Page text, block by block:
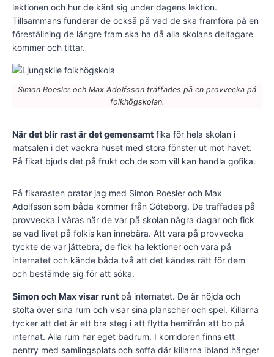
lektionen och hur de känt sig under dagens lektion.
Tillsammans funderar de också på vad de ska framföra på en
föreställning de längre fram ska ha då alla skolans deltagare
kommer och tittar.
Simon Roesler och Max Adolfsson träffades på en provvecka på
folkhögskolan.
När det blir rast är det gemensamt fika för hela skolan i
matsalen i det vackra huset med stora fönster ut mot havet.
På fikat bjuds det på frukt och de som vill kan handla gofika.
På fikarasten pratar jag med Simon Roesler och Max
Adolfsson som båda kommer från Göteborg. De träffades på
provvecka i våras när de var på skolan några dagar och fick
se vad livet på folkis kan innebära. Att vara på provvecka
tyckte de var jättebra, de fick ha lektioner och vara på
internatet och kände båda två att det kändes rätt för dem
och bestämde sig för att söka.
Simon och Max visar runt på internatet. De är nöjda och
stolta över sina rum och visar sina planscher och spel. Killarna
tycker att det är ett bra steg i att flytta hemifrån att bo på
internat. Alla rum har eget badrum. I korridoren finns ett
pentry med samlingsplats och soffa där killarna ibland hänger